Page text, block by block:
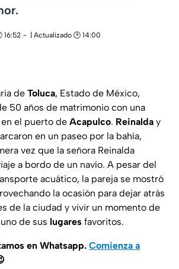
16:52
| Actualizado 🕑 14:00
de Toluca, Estado de México,
50 años de matrimonio con una
el puerto de Acapulco. Reinalda y
en un paseo por la bahía,
vez que la señora Reinalda
a bordo de un navío. A pesar del
acuático, la pareja se mostró
la ocasión para dejar atrás
de la ciudad y vivir un momento de
de sus lugares favoritos.
en Whatsapp. Comienza a